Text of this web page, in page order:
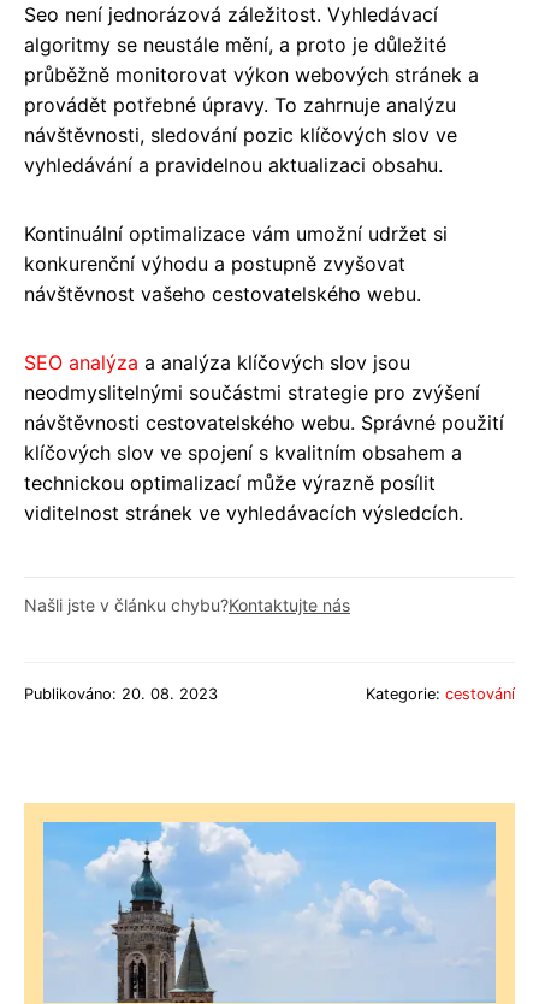
Seo není jednorázová záležitost. Vyhledávací
algoritmy se neustále mění, a proto je důležité
průběžně monitorovat výkon webových stránek a
provádět potřebné úpravy. To zahrnuje analýzu
návštěvnosti, sledování pozic klíčových slov ve
vyhledávání a pravidelnou aktualizaci obsahu.
Kontinuální optimalizace vám umožní udržet si
konkurenční výhodu a postupně zvyšovat
návštěvnost vašeho cestovatelského webu.
SEO analýza a analýza klíčových slov jsou
neodmyslitelnými součástmi strategie pro zvýšení
návštěvnosti cestovatelského webu. Správné použití
klíčových slov ve spojení s kvalitním obsahem a
technickou optimalizací může výrazně posílit
viditelnost stránek ve vyhledávacích výsledcích.
Našli jste v článku chybu?Kontaktujte nás
Publikováno: 20. 08. 2023 Kategorie: cestování